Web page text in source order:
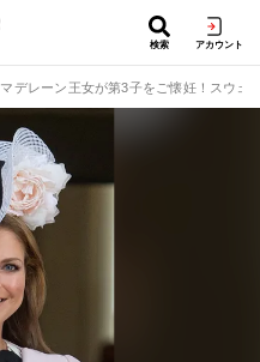
検索 アカウント
マデレーン王女が第3子をご懐妊！スウェ